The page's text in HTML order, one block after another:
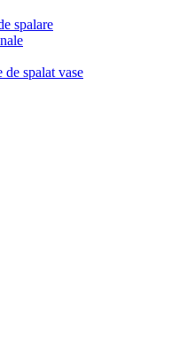
spalare
spalat vase